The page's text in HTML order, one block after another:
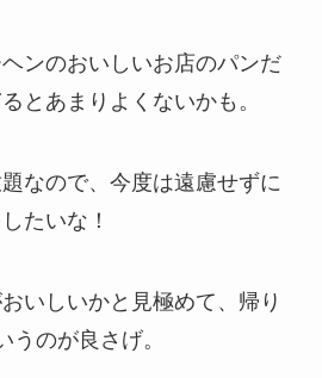
ンのおいしいお店のパンだ
とあまりよくないかも。
なので、今度は遠慮せずに
たいな！
いしいかと見極めて、帰り
うのが良さげ。